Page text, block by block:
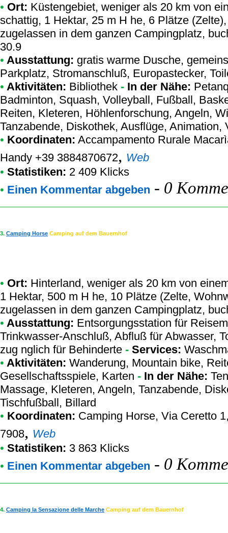
• Ort: Küstengebiet, weniger als 20 km von
schattig, 1 Hektar, 25 m H he, 6 Plätze
zugelassen in dem ganzen Campingplatz,
30.9
• Ausstattung: gratis warme Dusche,
Parkplatz, Stromanschluß, Europastecker,
• Aktivitäten: Bibliothek - In der Nähe:
Badminton, Squash, Volleyball, Fußball,
Reiten, Kleteren, Höhlenforschung, Angeln,
Tanzabende, Diskothek, Ausflüge, Animation,
• Koordinaten: Accampamento Rurale
Handy +39 3884870672, Web
• Statistiken: 2 409 Klicks
• Einen Kommentar abgeben - 0
3. Camping Horse Camping auf dem Bauernhof
• Ort: Hinterland, weniger als 20 km von
1 Hektar, 500 m H he, 10 Plätze (Zelte,
zugelassen in dem ganzen Campingplatz,
• Ausstattung: Entsorgungsstation für
Trinkwasser-Anschluß, Abfluß für Abwasser,
zug nglich für Behinderte - Services:
• Aktivitäten: Wanderung, Mountain bike,
Gesellschaftsspiele, Karten - In der Nähe:
Massage, Kleteren, Angeln, Tanzabende,
Tischfußball, Billard
• Koordinaten: Camping Horse, Via Ceretto
7908, Web
• Statistiken: 3 863 Klicks
• Einen Kommentar abgeben - 0
4. Camping la Sensazione delle Marche Camping auf dem Bauernhof